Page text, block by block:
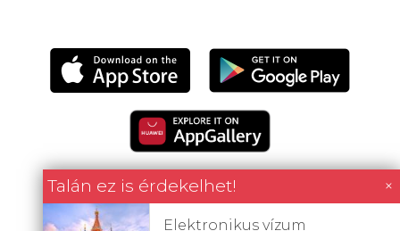
Talán ez is érdekelhet! ×
Elektronikus vízum